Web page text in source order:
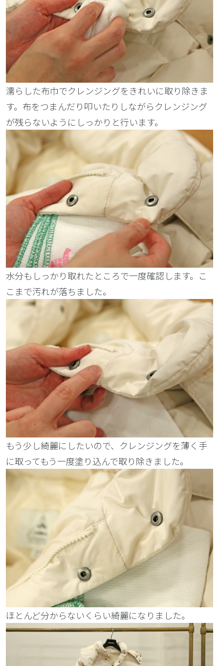
濡らした布巾でクレンジングをきれいに取り除きま
す。布をつまんだり叩いたりしながらクレンジング
が残らないようにしっかりと行います。
水分もしっかり取れたところで一度確認します。こ
こまで汚れが落ちました。
もう少し綺麗にしたいので、クレンジングを薄く手
に取ってもう一度塗り込んで取り除きました。
ほとんど分からないくらい綺麗になりました。